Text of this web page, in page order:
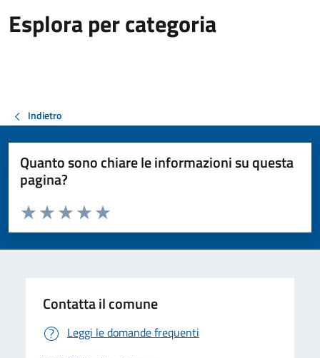
Esplora per categoria
Indietro
Quanto sono chiare le informazioni su questa
pagina?
Valuta da 1 a 5 stelle la pagina
Valuta 5 stelle su 5
Valuta 4 stelle su 5
Valuta 3 stelle su 5
Valuta 2 stelle su 5
Valuta 1 stelle su 5
Contatta il comune
Leggi le domande frequenti